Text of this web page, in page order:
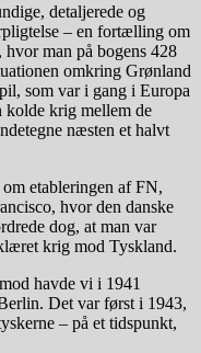
detaljerede og
– en fortælling om
man på bogens 428
omkring Grønland
som var i gang i Europa
kolde krig mellem de
næsten et halvt
etableringen af FN,
hvor den danske
dog, at man var
krig mod Tyskland.
havde vi i 1941
Det var først i 1943,
– på et tidspunkt,